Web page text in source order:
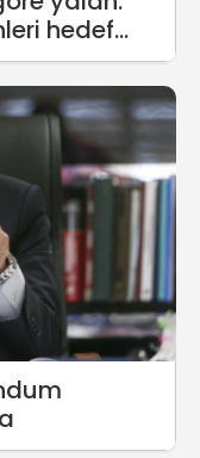
hedef